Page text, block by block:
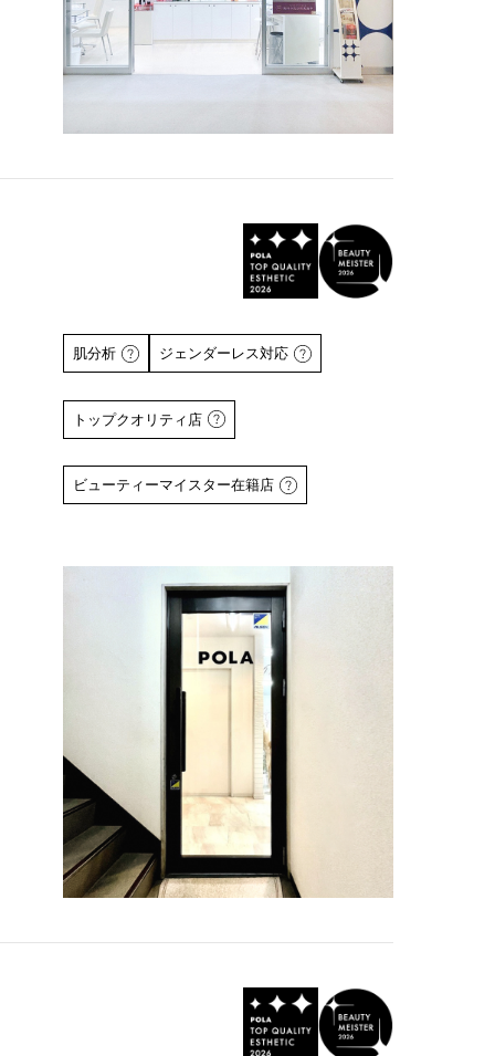
肌分析
詳しくはこちら
ジェンダーレス対応
トップクオリティ店
ビューティーマイスター在籍店